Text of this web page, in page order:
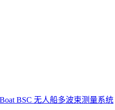
BSC 无人船多波束测量系统